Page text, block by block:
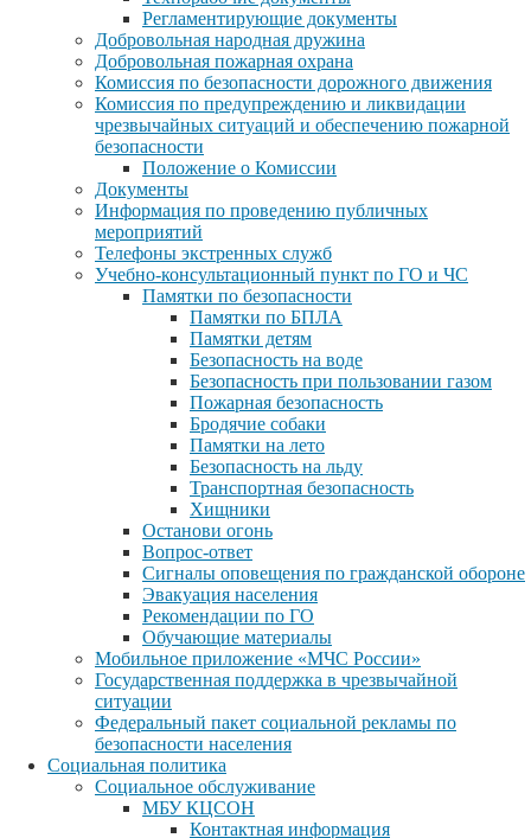
Регламентирующие документы
Добровольная народная дружина
Добровольная пожарная охрана
Комиссия по безопасности дорожного движения
Комиссия по предупреждению и ликвидации
чрезвычайных ситуаций и обеспечению пожарной
безопасности
Положение о Комиссии
Документы
Информация по проведению публичных
мероприятий
Телефоны экстренных служб
Учебно-консультационный пункт по ГО и ЧС
Памятки по безопасности
Памятки по БПЛА
Памятки детям
Безопасность на воде
Безопасность при пользовании газом
Пожарная безопасность
Бродячие собаки
Памятки на лето
Безопасность на льду
Транспортная безопасность
Хищники
Останови огонь
Вопрос-ответ
Сигналы оповещения по гражданской обороне
Эвакуация населения
Рекомендации по ГО
Обучающие материалы
Мобильное приложение «МЧС России»
Государственная поддержка в чрезвычайной
ситуации
Федеральный пакет социальной рекламы по
безопасности населения
Социальная политика
Социальное обслуживание
МБУ КЦСОН
Контактная информация